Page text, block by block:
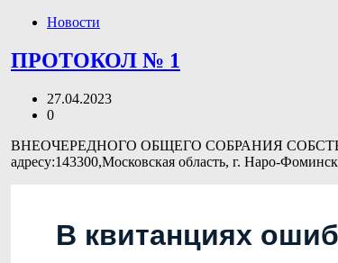
Новости
ПРОТОКОЛ № 1
27.04.2023
0
ВНЕОЧЕРЕДНОГО ОБЩЕГО СОБРАНИЯ
адресу:143300,Московская область, г. Наро-
В квитанциях